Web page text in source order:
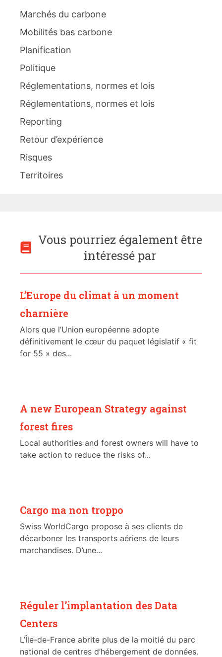
Marchés du carbone
Mobilités bas carbone
Planification
Politique
Réglementations, normes et lois
Réglementations, normes et lois
Reporting
Retour d’expérience
Risques
Territoires
Vous pourriez également être
intéressé par
L’Europe du climat à un moment
charnière
Alors que l’Union européenne adopte
définitivement le cœur du paquet législatif « fit
for 55 » des...
A new European Strategy against
forest fires
Local authorities and forest owners will have to
take action to reduce the risks of...
Cargo ma non troppo
Swiss WorldCargo propose à ses clients de
décarboner les transports aériens de leurs
marchandises. D’une...
Réguler l’implantation des Data
Centers
L’Île-de-France abrite plus de la moitié du parc
national de centres d’hébergement de données.